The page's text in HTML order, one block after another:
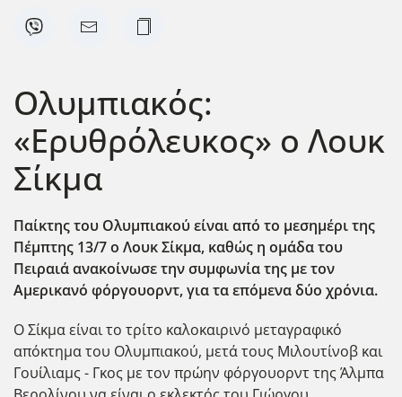
Ολυμπιακός:
«Ερυθρόλευκος» ο Λουκ
Σίκμα
Παίκτης του Ολυμπιακού είναι από το μεσημέρι της
Πέμπτης 13/7 ο Λουκ Σίκμα, καθώς η ομάδα του
Πειραιά ανακοίνωσε την συμφωνία της με τον
Αμερικανό φόργουορντ, για τα επόμενα δύο χρόνια.
Ο Σίκμα είναι το τρίτο καλοκαιρινό μεταγραφικό
απόκτημα του Ολυμπιακού, μετά τους Μιλουτίνοβ και
Γουίλιαμς - Γκος με τον πρώην φόργουορντ της Άλμπα